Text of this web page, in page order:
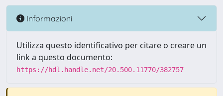
Informazioni
Utilizza questo identificativo per citare o creare un
link a questo documento:
https://hdl.handle.net/20.500.11770/382757